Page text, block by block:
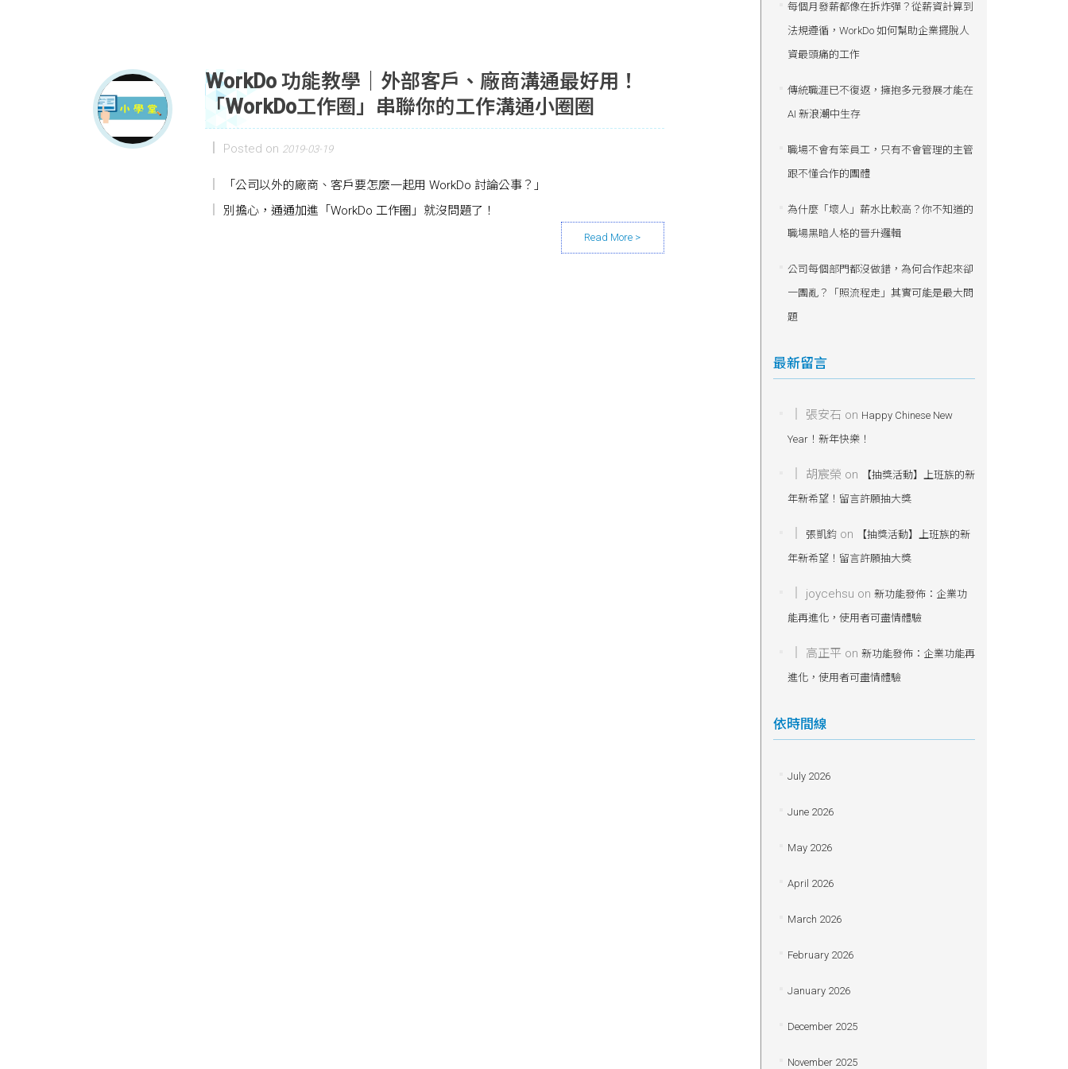
WorkDo 功能教學｜外部客戶、廠商溝通最好用！
「WorkDo工作圈」串聯你的工作溝通小圈圈
Posted on 2019-03-19
「公司以外的廠商、客戶要怎麼一起用 WorkDo 討論公事？」
別擔心，通通加進「WorkDo 工作圈」就沒問題了！
每個月發薪都像在拆炸彈？從薪資計算到
法規遵循，WorkDo 如何幫助企業擺脫人
資最頭痛的工作
傳統職涯已不復返，擁抱多元發展才能在
AI 新浪潮中生存
職場不會有笨員工，只有不會管理的主管
跟不懂合作的團體
為什麼「壞人」薪水比較高？你不知道的
職場黑暗人格的晉升邏輯
公司每個部門都沒做錯，為何合作起來卻
一團亂？「照流程走」其實可能是最大問
題
最新留言
張安石 on Happy Chinese New
Year！新年快樂！
胡宸榮 on
【抽獎活動】上班族的新
年新希望！留言許願抽大獎
張凱鈞on
【抽獎活動】上班族的新
年新希望！留言許願抽大獎
joycehsu on 新功能發佈：企業功
能再進化，使用者可盡情體驗
高正平 on 新功能發佈：企業功能再
進化，使用者可盡情體驗
依時間線
July 2026
June 2026
May 2026
April 2026
March 2026
February 2026
January 2026
December 2025
November 2025